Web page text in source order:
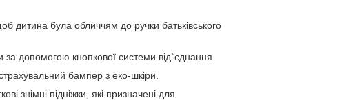
дитина була обличчям до ручки батьківського
допомогою кнопкової системи від`єднання.
бампер з еко-шкіри.
знімні підніжки, які призначені для